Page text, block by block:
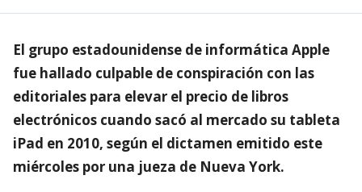
El grupo estadounidense de informática Apple
fue hallado culpable de conspiración con las
editoriales para elevar el precio de libros
electrónicos cuando sacó al mercado su tableta
iPad en 2010, según el dictamen emitido este
miércoles por una jueza de Nueva York.